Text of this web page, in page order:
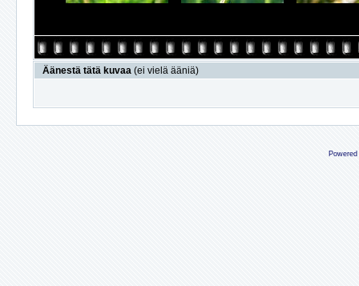
Äänestä tätä kuvaa (ei vielä ääniä)